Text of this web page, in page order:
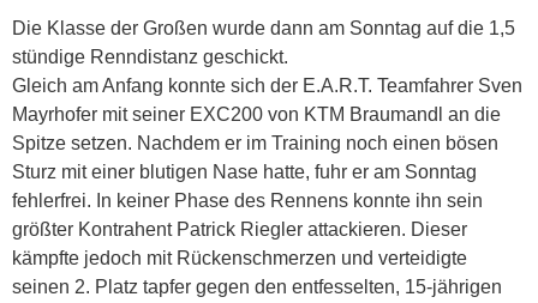
Die Klasse der Großen wurde dann am Sonntag auf die 1,5
stündige Renndistanz geschickt.
Gleich am Anfang konnte sich der E.A.R.T. Teamfahrer Sven
Mayrhofer mit seiner EXC200 von KTM Braumandl an die
Spitze setzen. Nachdem er im Training noch einen bösen
Sturz mit einer blutigen Nase hatte, fuhr er am Sonntag
fehlerfrei. In keiner Phase des Rennens konnte ihn sein
größter Kontrahent Patrick Riegler attackieren. Dieser
kämpfte jedoch mit Rückenschmerzen und verteidigte
seinen 2. Platz tapfer gegen den entfesselten, 15-jährigen